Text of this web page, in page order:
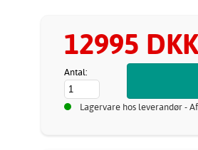
12995 DKK
Antal:
Lagervare hos leverandør -